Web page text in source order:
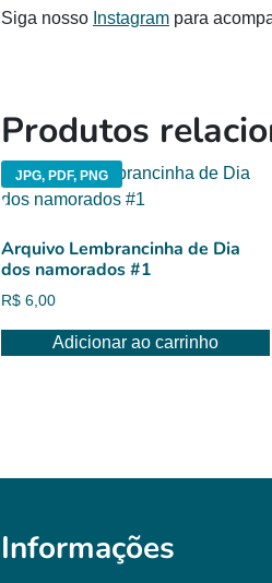
Siga nosso Instagram para
Produtos
JPG, PDF, PNG
Arquivo Lembrancinha de Dia
dos namorados #1
R$ 6,00
Adicionar ao carrinho
Informações